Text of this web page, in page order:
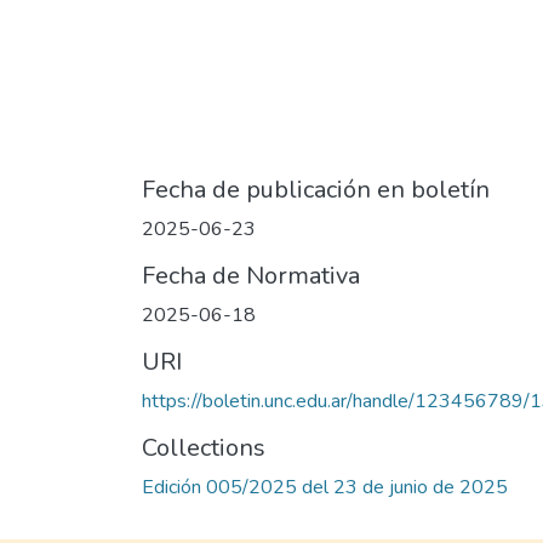
Fecha de publicación en boletín
2025-06-23
Fecha de Normativa
2025-06-18
URI
https://boletin.unc.edu.ar/handle/123456789/
Collections
Edición 005/2025 del 23 de junio de 2025